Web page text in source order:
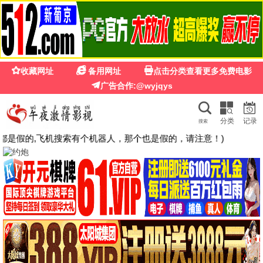
红枫影院 · 免费高清
电视剧综艺 动漫
留言
📋看过 🔍搜索